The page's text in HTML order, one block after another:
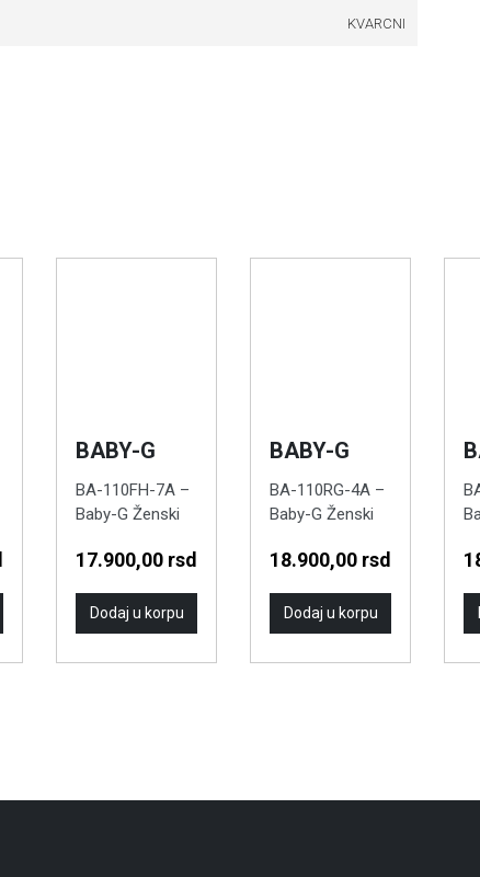
KVARCNI
BABY-G
BA-110FH-7A –
Baby-G Ženski
17.900,00 rsd
Dodaj u korpu
BABY-G
BA-110RG-4A –
Baby-G Ženski
18.900,00 rsd
Dodaj u korpu